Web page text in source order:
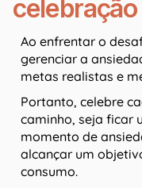
Ao enfrentar o
gerenciar a
metas realistas e
Portanto, celebre
caminho, seja ficar
momento de
alcançar um
consumo.